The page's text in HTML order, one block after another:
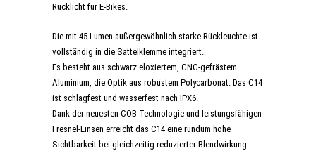
Rücklicht für E-Bikes.
Die mit 45 Lumen außergewöhnlich starke Rückleuchte ist
vollständig in die Sattelklemme integriert.
Es besteht aus schwarz eloxiertem, CNC-gefrästem
Aluminium, die Optik aus robustem Polycarbonat. Das C14
ist schlagfest und wasserfest nach IPX6.
Dank der neuesten COB Technologie und leistungsfähigen
Fresnel-Linsen erreicht das C14 eine rundum hohe
Sichtbarkeit bei gleichzeitig reduzierter Blendwirkung.